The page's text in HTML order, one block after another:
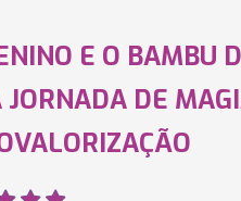
E O BAMBU
JORNADA DE